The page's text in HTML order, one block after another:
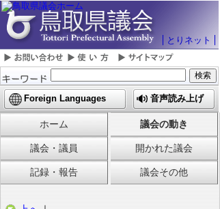
とりネット
Foreign Languages 音声読み上げ
ホーム 議会の動き
議会・議員 開かれた議会
記録・報告 議会その他